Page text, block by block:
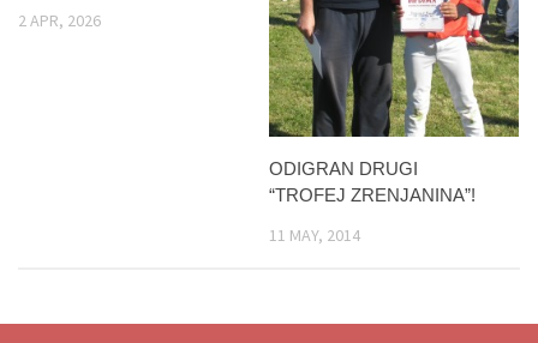
2 APR, 2026
ODIGRAN DRUGI
“TROFEJ ZRENJANINA”!
11 MAY, 2014